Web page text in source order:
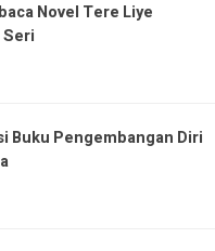
Novel Tere Liye
Buku Pengembangan Diri